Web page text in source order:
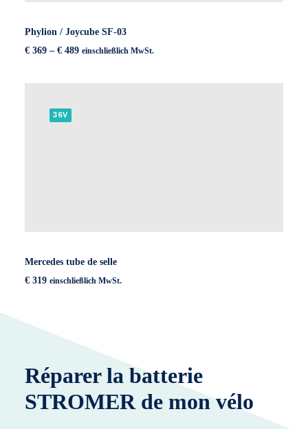
Phylion / Joycube SF-03
€ 369 – € 489Preisspanne:
einschließlich MwSt.
36V
Mercedes tube de selle
€ 319 einschließlich MwSt.
Réparer la batterie
STROMER de mon vélo